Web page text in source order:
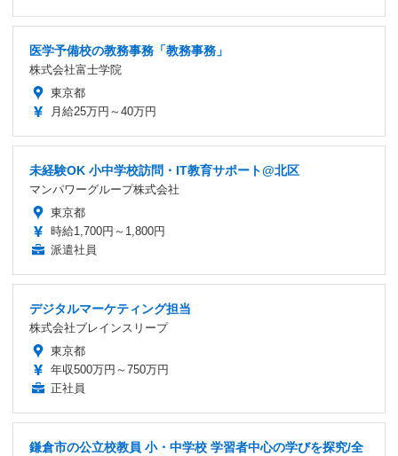
医学予備校の教務事務「教務事務」
株式会社富士学院
東京都
月給25万円～40万円
未経験OK 小中学校訪問・IT教育サポート@北区
マンパワーグループ株式会社
東京都
時給1,700円～1,800円
派遣社員
デジタルマーケティング担当
株式会社ブレインスリープ
東京都
年収500万円～750万円
正社員
鎌倉市の公立校教員 小・中学校 学習者中心の学びを探究/全